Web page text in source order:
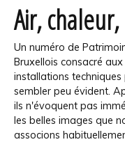
Air,
Un numéro de
Bruxellois consacré aux
installations techniques
sembler peu évident.
ils n'évoquent pas
les belles images que
associons